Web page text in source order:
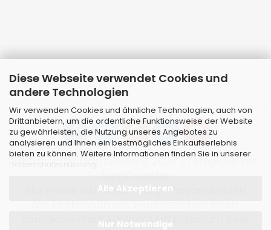
Diese Webseite verwendet Cookies und
andere Technologien
Wir verwenden Cookies und ähnliche Technologien, auch von
Drittanbietern, um die ordentliche Funktionsweise der Website
zu gewährleisten, die Nutzung unseres Angebotes zu
analysieren und Ihnen ein bestmögliches Einkaufserlebnis
bieten zu können. Weitere Informationen finden Sie in unserer
.
Alle Akzeptieren
Nur Notwendige
Webshopby Gambio.de © 2026 | Template von
Alle Preise inkl. MwSt. & zzgl. Versandkosten
sämtliche Produktbilder sind Eigentum Ihrer